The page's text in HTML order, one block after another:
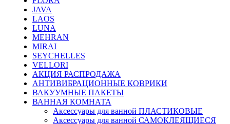
JAVA
LAOS
LUNA
MEHRAN
MIRAI
SEYCHELLES
VELLORI
АКЦИЯ РАСПРОДАЖА
АНТИВИБРАЦИОННЫЕ КОВРИКИ
ВАКУУМНЫЕ ПАКЕТЫ
ВАННАЯ КОМНАТА
Аксессуары для ванной ПЛАСТИКОВЫЕ
Аксессуары для ванной САМОКЛЕЯЩИЕСЯ